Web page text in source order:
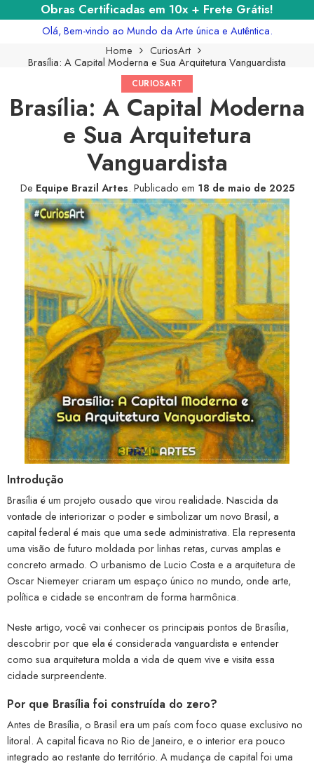
Obras Certificadas em 10x + Frete Grátis!
Olá, Bem-vindo ao Mundo da Arte única e Autêntica.
Home
CuriosArt
Brasília: A Capital Moderna e Sua Arquitetura Vanguardista
CURIOSART
Brasília: A Capital Moderna
e Sua Arquitetura
Vanguardista
De Equipe Brazil Artes. Publicado em 18 de maio de 2025
Introdução
Brasília é um projeto ousado que virou realidade. Nascida da
vontade de interiorizar o poder e simbolizar um novo Brasil, a
capital federal é mais que uma sede administrativa. Ela representa
uma visão de futuro moldada por linhas retas, curvas amplas e
concreto armado. O urbanismo de Lucio Costa e a arquitetura de
Oscar Niemeyer criaram um espaço único no mundo, onde arte,
política e cidade se encontram de forma harmônica.
Neste artigo, você vai conhecer os principais pontos de Brasília,
descobrir por que ela é considerada vanguardista e entender
como sua arquitetura molda a vida de quem vive e visita essa
cidade surpreendente.
Por que Brasília foi construída do zero?
Antes de Brasília, o Brasil era um país com foco quase exclusivo no
litoral. A capital ficava no Rio de Janeiro, e o interior era pouco
integrado ao restante do território. A mudança de capital foi uma